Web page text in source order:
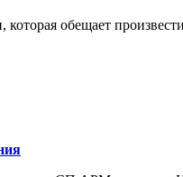
которая обещает